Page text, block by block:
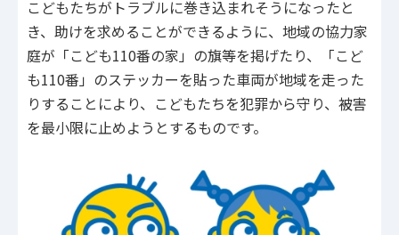
こどもたちがトラブルに巻き込まれそうになったと
き、助けを求めることができるように、地域の協力家
庭が「こども110番の家」の旗等を掲げたり、「こど
も110番」のステッカーを貼った車両が地域を走った
りすることにより、こどもたちを犯罪から守り、被害
を最小限に止めようとするものです。